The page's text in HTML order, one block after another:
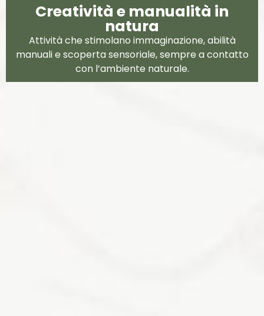
Creatività e manualità in
natura
Attività che stimolano immaginazione, abilità
manuali e scoperta sensoriale, sempre a contatto
con l’ambiente naturale.